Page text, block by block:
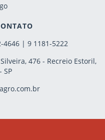
4646 | 9 1181-5222
476 - Recreio Estoril,
SP